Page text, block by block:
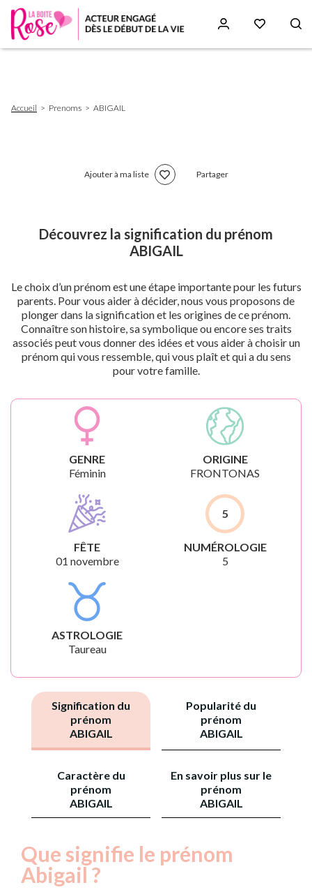
d'Ariane
Accueil Prenoms ABIGAIL
Ajouter à ma liste Partager
Découvrez la signification du prénom
ABIGAIL
Le choix d’un prénom est une étape importante pour les futurs
parents. Pour vous aider à décider, nous vous proposons de
plonger dans la signification et les origines de ce prénom.
Connaître son histoire, sa symbolique ou encore ses traits
associés peut vous donner des idées et vous aider à choisir un
prénom qui vous ressemble, qui vous plaît et qui a du sens
pour votre famille.
GENRE
Féminin
ORIGINE
FRONTONAS
FÊTE
01 novembre
5
NUMÉROLOGIE
5
ASTROLOGIE
Taureau
Signification du
prénom
ABIGAIL
Popularité du
prénom
ABIGAIL
Caractère du
prénom
ABIGAIL
En savoir plus sur le
prénom
ABIGAIL
Que signifie le prénom
Abigail ?